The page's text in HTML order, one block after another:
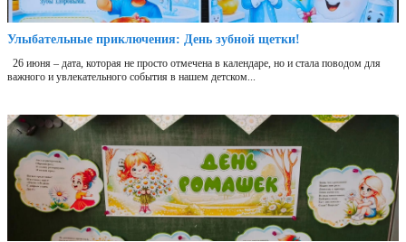
Улыбательные приключения: День зубной щетки!
26 июня – дата, которая не просто отмечена в календаре, но и стала поводом для
важного и увлекательного события в нашем детском...